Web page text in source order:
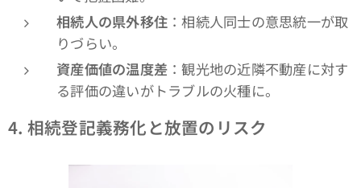
相続人の県外移住 ：相続人同士の意思統一が取
りづらい。
資産価値の温度差 ：観光地の近隣不動産に対す
る評価の違いがトラブルの火種に。
4. 相続登記義務化と放置のリスク